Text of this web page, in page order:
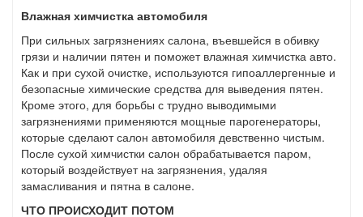
Влажная химчистка автомобиля
При сильных загрязнениях салона, въевшейся в обивку
грязи и наличии пятен и поможет влажная химчистка авто.
Как и при сухой очистке, используются гипоаллергенные и
безопасные химические средства для выведения пятен.
Кроме этого, для борьбы с трудно выводимыми
загрязнениями применяются мощные парогенераторы,
которые сделают салон автомобиля девственно чистым.
После сухой химчистки салон обрабатывается паром,
который воздействует на загрязнения, удаляя
замасливания и пятна в салоне.
ЧТО ПРОИСХОДИТ ПОТОМ